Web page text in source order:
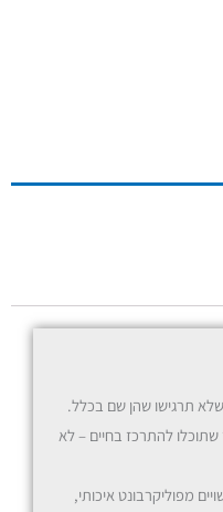
קריאה
תרגישו שהן שם בכלל.
להתרכז בחיים – לא
מפוליקרבונט איכותי,